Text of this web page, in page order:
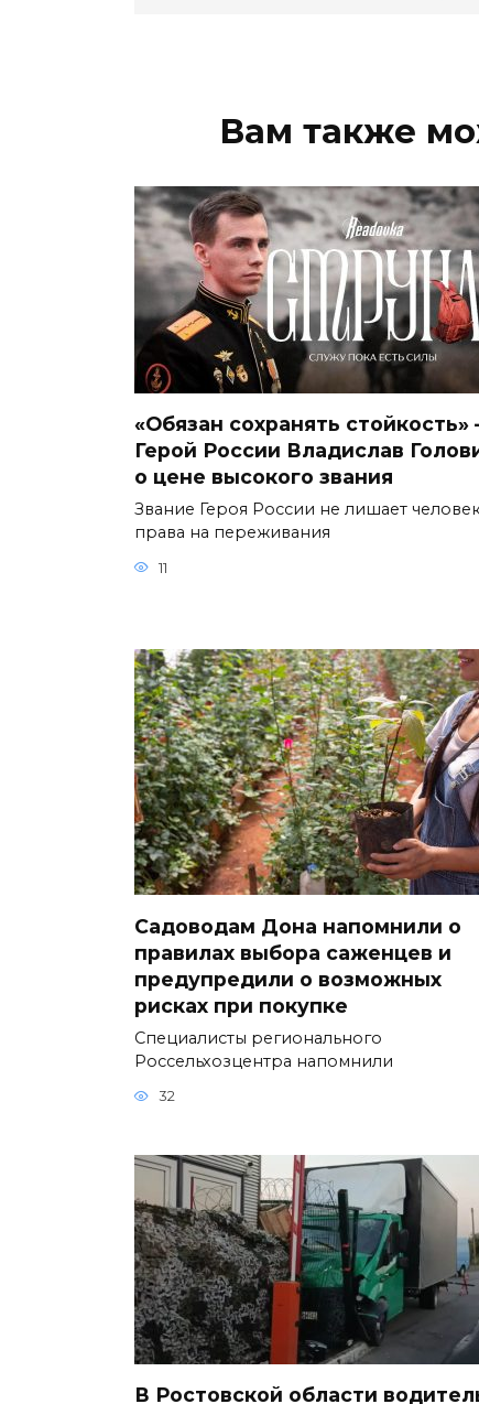
Вам также
«Обязан сохранять
Герой России Владислав
о цене высокого звания
Звание Героя России не лишает
права на переживания
11
Садоводам Дона напомнили о
правилах выбора саженцев и
предупредили о возможных
рисках при покупке
Специалисты регионального
Россельхозцентра напомнили
32
В Ростовской области